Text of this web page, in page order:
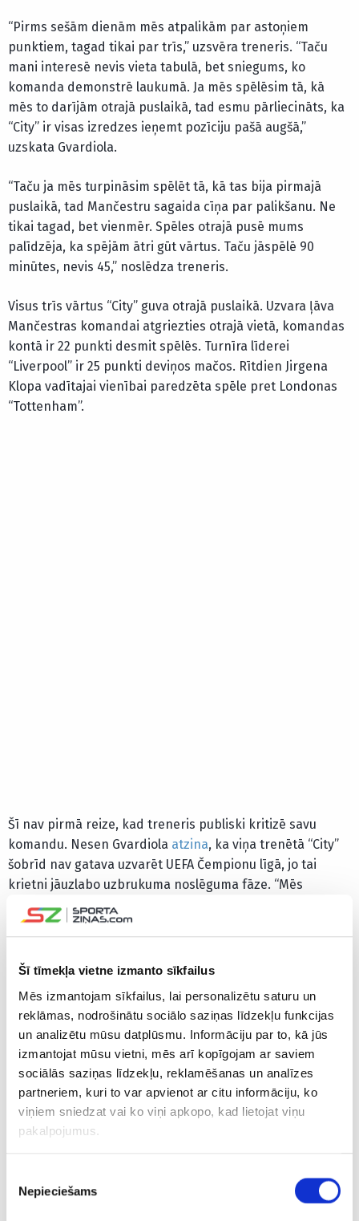
Šī tīmekļa vietne izmanto sīkfailus
Mēs izmantojam sīkfailus, lai personalizētu saturu un
reklāmas, nodrošinātu sociālo saziņas līdzekļu funkcijas
un analizētu mūsu datplūsmu. Informāciju par to, kā jūs
izmantojat mūsu vietni, mēs arī kopīgojam ar saviem
sociālās saziņas līdzekļu, reklamēšanas un analīzes
partneriem, kuri to var apvienot ar citu informāciju, ko
viņiem sniedzat vai ko viņi apkopo, kad lietojat viņu
pakalpojumus.
izvēle
Nepieciešams
“Pirms sešām dienām mēs atpalikām par astoņiem
punktiem, tagad tikai par trīs,” uzsvēra treneris. “Taču
mani interesē nevis vieta tabulā, bet sniegums, ko
komanda demonstrē laukumā. Ja mēs spēlēsim tā, kā
mēs to darījām otrajā puslaikā, tad esmu pārliecināts, ka
“City” ir visas izredzes ieņemt pozīciju pašā augšā,”
uzskata Gvardiola.
“Taču ja mēs turpināsim spēlēt tā, kā tas bija pirmajā
puslaikā, tad Mančestru sagaida cīņa par palikšanu. Ne
tikai tagad, bet vienmēr. Spēles otrajā pusē mums
palīdzēja, ka spējām ātri gūt vārtus. Taču jāspēlē 90
minūtes, nevis 45,” noslēdza treneris.
Visus trīs vārtus “City” guva otrajā puslaikā. Uzvara ļāva
Mančestras komandai atgriezties otrajā vietā, komandas
kontā ir 22 punkti desmit spēlēs. Turnīra līderei
“Liverpool” ir 25 punkti deviņos mačos. Rītdien Jirgena
Klopa vadītajai vienībai paredzēta spēle pret Londonas
“Tottenham”.
Šī nav pirmā reize, kad treneris publiski kritizē savu
komandu. Nesen Gvardiola atzina, ka viņa trenētā “City”
šobrīd nav gatava uzvarēt UEFA Čempionu līgā, jo tai
krietni jāuzlabo uzbrukuma noslēguma fāze. “Mēs
izniekojam daudzas iespējas gūt vārtus pretinieku
laukuma pusē, kad mums jābūt aukstasinīgākiem. Kad
ka neesam gatavi,” sacīja 48 gadus vecais spāņu
CITAS ZIŅAS NO ŠĪS KATEGORIJAS
uzbrucējs paraksta
iekrāj